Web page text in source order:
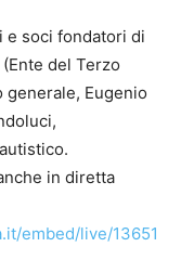
e soci fondatori di
del Terzo
generale, Eugenio
in diretta
embed/live/13651